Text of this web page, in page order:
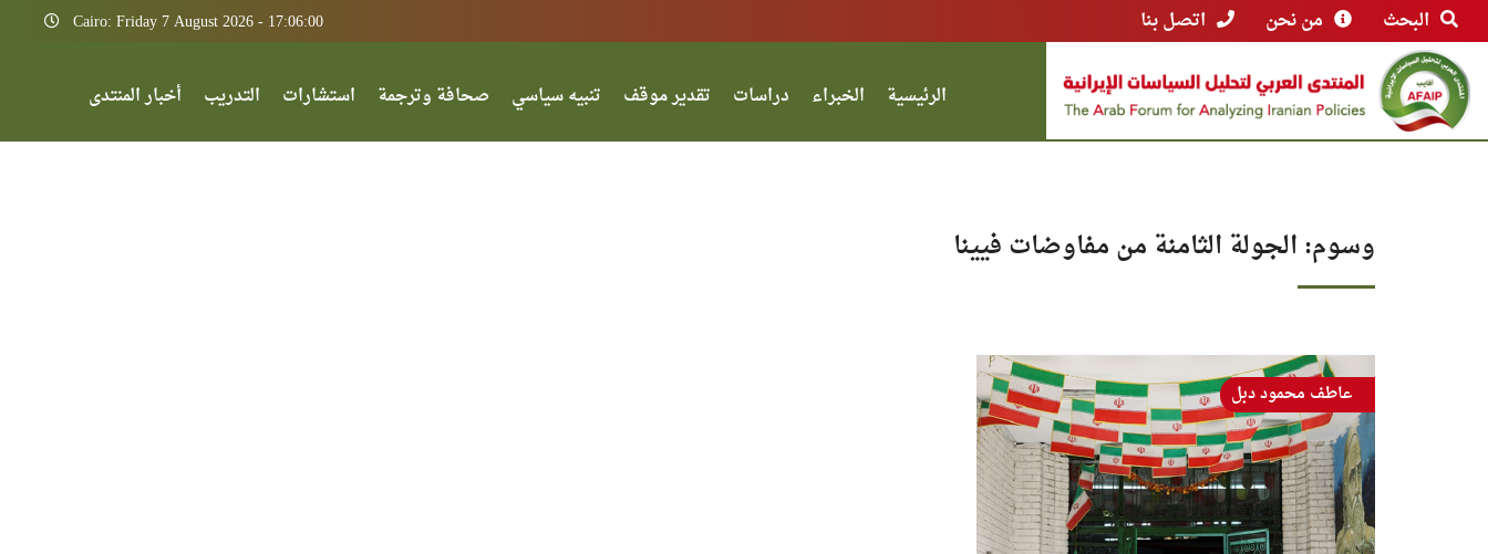
البحث من نحن اتصل بنا Cairo: Friday 7 August 2026 - 17:06:00
الرئيسية الخبراء دراسات تقدير موقف تنبيه سياسي صحافة وترجمة استشارات التدريب أخبار المنتدى
وسوم: الجولة الثامنة من مفاوضات فيينا
عاطف محمود دبل